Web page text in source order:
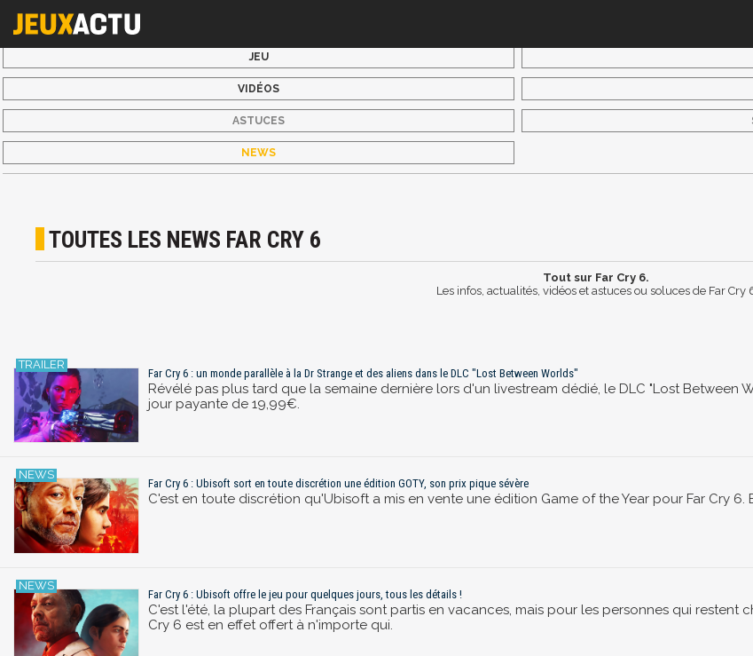
JEU
VIDÉOS
ASTUCES
NEWS
TOUTES LES NEWS FAR CRY 6
Tout sur Far Cry 6.
Les infos, actualités, vidéos et astuces ou soluces de Far Cry
Far Cry 6 : un monde parallèle à la Dr Strange et des aliens dans le DLC "Lost Between Worlds"
Révélé pas plus tard que la semaine dernière lors d'un livestream dédié, le DLC "Lost Between
jour payante de 19,99€.
Far Cry 6 : Ubisoft sort en toute discrétion une édition GOTY, son prix pique sévère
C'est en toute discrétion qu'Ubisoft a mis en vente une édition Game of the Year pour Far Cry
Far Cry 6 : Ubisoft offre le jeu pour quelques jours, tous les détails !
C'est l'été, la plupart des Français sont partis en vacances, mais pour les personnes qui restent
Cry 6 est en effet offert à n'importe qui.